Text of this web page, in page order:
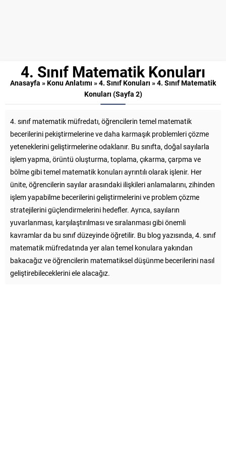
4. Sınıf Matematik Konuları
Anasayfa »Konu Anlatımı »4. Sınıf Konuları »4. Sınıf Matematik
Konuları (Sayfa 2)
4. sınıf matematik müfredatı, öğrencilerin temel matematik
becerilerini pekiştirmelerine ve daha karmaşık problemleri çözme
yeteneklerini geliştirmelerine odaklanır. Bu sınıfta, doğal sayılarla
işlem yapma, örüntü oluşturma, toplama, çıkarma, çarpma ve
bölme gibi temel matematik konuları ayrıntılı olarak işlenir. Her
ünite, öğrencilerin sayılar arasındaki ilişkileri anlamalarını, zihinden
işlem yapabilme becerilerini geliştirmelerini ve problem çözme
stratejilerini güçlendirmelerini hedefler. Ayrıca, sayıların
yuvarlanması, karşılaştırılması ve sıralanması gibi önemli
kavramlar da bu sınıf düzeyinde öğretilir. Bu blog yazısında, 4. sınıf
matematik müfredatında yer alan temel konulara yakından
bakacağız ve öğrencilerin matematiksel düşünme becerilerini nasıl
geliştirebileceklerini ele alacağız.